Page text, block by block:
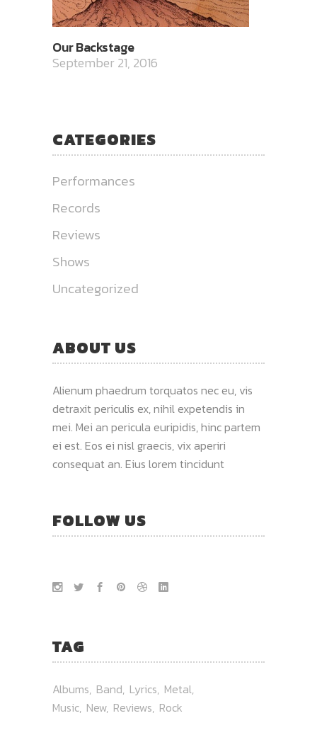
Our Backstage
September 21, 2016
CATEGORIES
Performances
Records
Reviews
Shows
Uncategorized
ABOUT US
Alienum phaedrum torquatos nec eu, vis
detraxit periculis ex, nihil expetendis in
mei. Mei an pericula euripidis, hinc partem
ei est. Eos ei nisl graecis, vix aperiri
consequat an. Eius lorem tincidunt
FOLLOW US
TAG
Albums Band Lyrics Metal
Music New Reviews Rock